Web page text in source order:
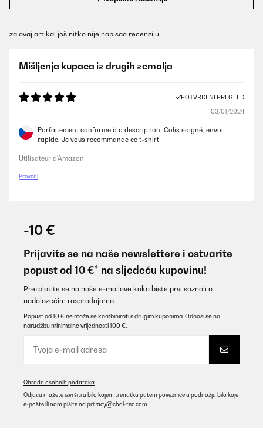
za ovaj artikal još nitko nije napisao recenziju
Mišljenja kupaca iz drugih zemalja
POTVRĐENI PREGLED
03/01/2024
Parfaitement conforme à a description. Colis soigné, envoi
rapide. Je vous recommande ce t-shirt
Utilisateur d'Amazon
Prevedi
-10 €
Prijavite se na naše newslettere i ostvarite
popust od 10 €* na sljedeću kupovinu!
Pretplatite se na naše e-mailove kako biste prvi saznali o
nadolazećim rasprodajama.
Popust od 10 € ne može se kombinirati s drugim kuponima. Odnosi se na
narudžbu minimalne vrijednosti 100 €.
Obrada osobnih podataka
Odjavu možete izvršiti u bilo kojem trenutku putem poveznice u podnožju bilo koje
e-pošte ili nam pišite na privacy@chal-tec.com